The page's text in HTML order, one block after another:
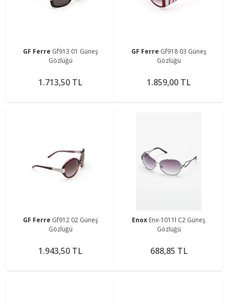
GF Ferre Gf913 01 Güneş
Gözlüğü
1.713,50 TL
GF Ferre Gf918 03 Güneş
Gözlüğü
1.859,00 TL
GF Ferre Gf912 02 Güneş
Gözlüğü
1.943,50 TL
Enox Enx-1011l C2 Güneş
Gözlüğü
688,85 TL